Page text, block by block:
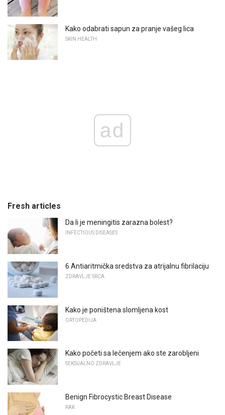
Kako odabrati sapun za pranje vašeg lica
SKIN HEALTH
ad
Fresh articles
Da li je meningitis zarazna bolest?
INFECTIOUS DISEASES
6 Antiaritmička sredstva za atrijalnu fibrilaciju
ZDRAVLJE SRCA
Kako je poništena slomljena kost
ORTOPEDIJA
Kako početi sa lečenjem ako ste zarobljeni
SEKSUALNO ZDRAVLJE
Benign Fibrocystic Breast Disease
RAK